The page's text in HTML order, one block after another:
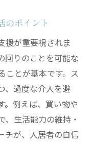
が生まれる背景
ープホームのル
意したいポイン
分け方とポイン
のポイント
援が重要視されま
回りのことを可能な
ことが基本です。ス
、過度な介入を避
。例えば、買い物や
、生活能力の維持・
チが、入居者の自信